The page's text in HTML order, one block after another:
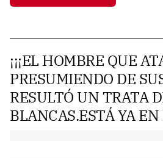
¡¡¡EL HOMBRE QUE
PRESUMIENDO DE
RESULTÓ UN TRATA
BLANCAS.ESTÁ YA